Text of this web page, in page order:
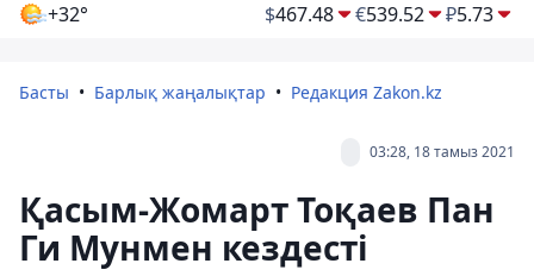
+32° $467.48 €539.52 ₽5.73
Басты Барлық жаңалықтар Редакция Zakon.kz
03:28, 18 тамыз 2021
Қасым-Жомарт Тоқаев Пан
Ги Мунмен кездесті